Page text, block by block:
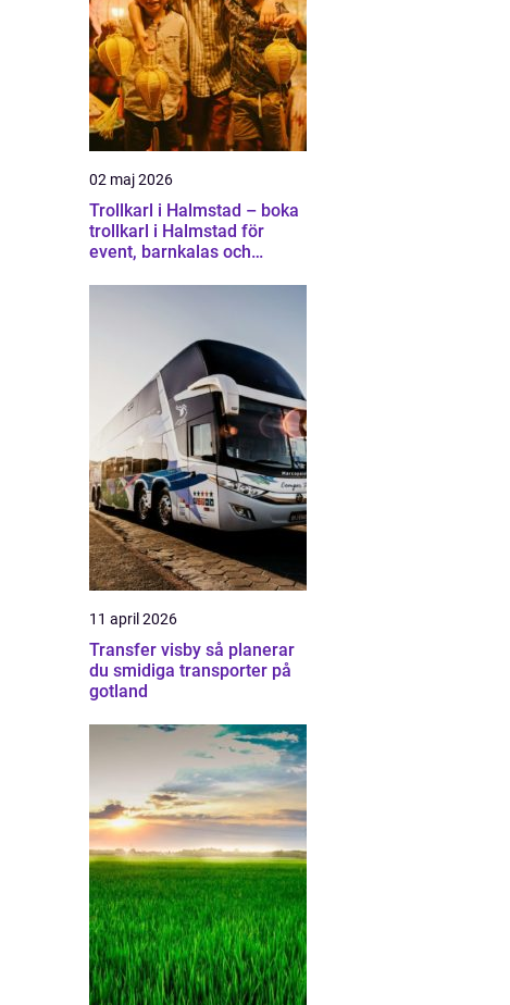
02 maj 2026
Trollkarl i Halmstad – boka
trollkarl i Halmstad för
event, barnkalas och
11 april 2026
Transfer visby så planerar
du smidiga transporter på
gotland